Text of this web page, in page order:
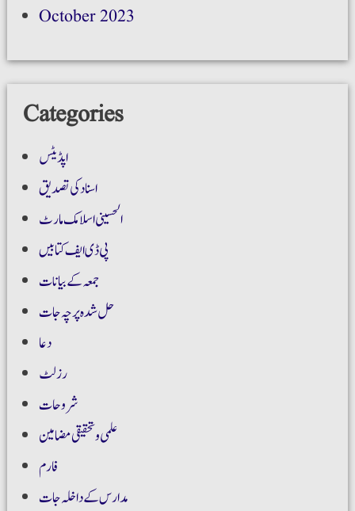
October 2023
Categories
اپڈیٹس
اسناد کی تصدیق
الحسینی اسلامک مارٹ
پی ڈی ایف کتابیں
جمعہ کے بیانات
حل شدہ پرچہ جات
دعا
رزلٹ
شروحات
علمی و تحقیقی مضامین
فارم
مدارس کے داخلہ جات